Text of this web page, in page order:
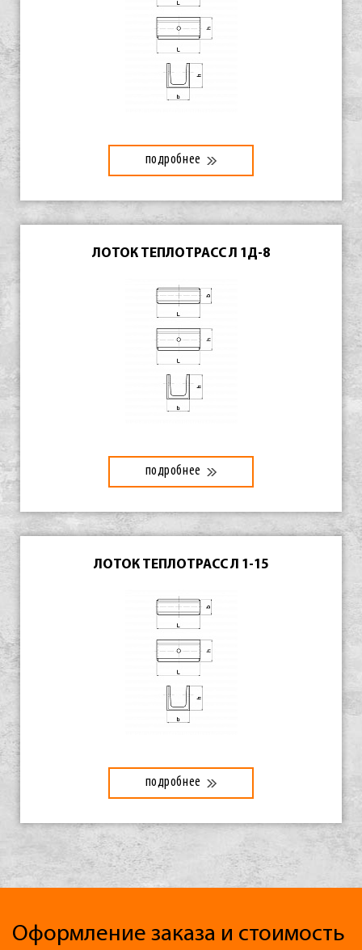
подробнее
ЛОТОК ТЕПЛОТРАСС Л 1Д-8
подробнее
ЛОТОК ТЕПЛОТРАСС Л 1-15
подробнее
Оформление заказа и стоимость